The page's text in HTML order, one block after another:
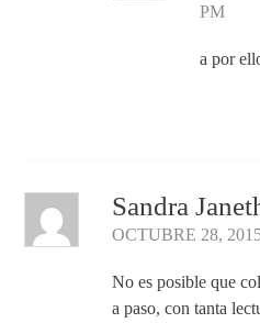
PM
a por
Sandra
OCTUBRE 28,
No es posible que
a paso, con tanta